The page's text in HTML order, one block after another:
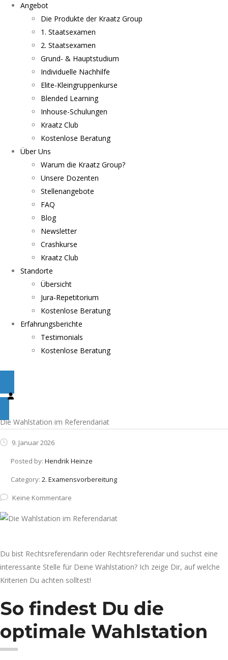
Angebot
Die Produkte der Kraatz Group
1. Staatsexamen
2. Staatsexamen
Grund- & Hauptstudium
Individuelle Nachhilfe
Elite-Kleingruppenkurse
Blended Learning
Inhouse-Schulungen
Kraatz Club
Kostenlose Beratung
Über Uns
Warum die Kraatz Group?
Unsere Dozenten
Stellenangebote
FAQ
Blog
Newsletter
Crashkurse
Kraatz Club
Standorte
Übersicht
Jura-Repetitorium
Kostenlose Beratung
Erfahrungsberichte
Testimonials
Kostenlose Beratung
Die Wahlstation im Referendariat
9. Januar 2026
Posted by: Hendrik Heinze
Category: 2. Examensvorbereitung
Keine Kommentare
Du bist Rechtsreferendarin oder Rechtsreferendar und suchst eine
interessante Stelle für Deine Wahlstation? Ich zeige Dir, auf welche
Kriterien Du achten solltest!
So findest Du die
optimale Wahlstation